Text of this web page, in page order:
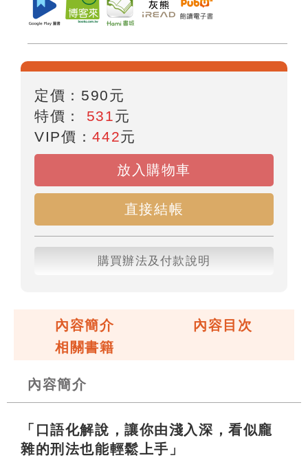
定價： 590元
特價： 531元
VIP價：442元
放入購物車
直接結帳
購買辦法及付款說明
內容簡介
內容目次
相關書籍
內容簡介
「口語化解說，讓你由淺入深，看似龐
雜的刑法也能輕鬆上手」